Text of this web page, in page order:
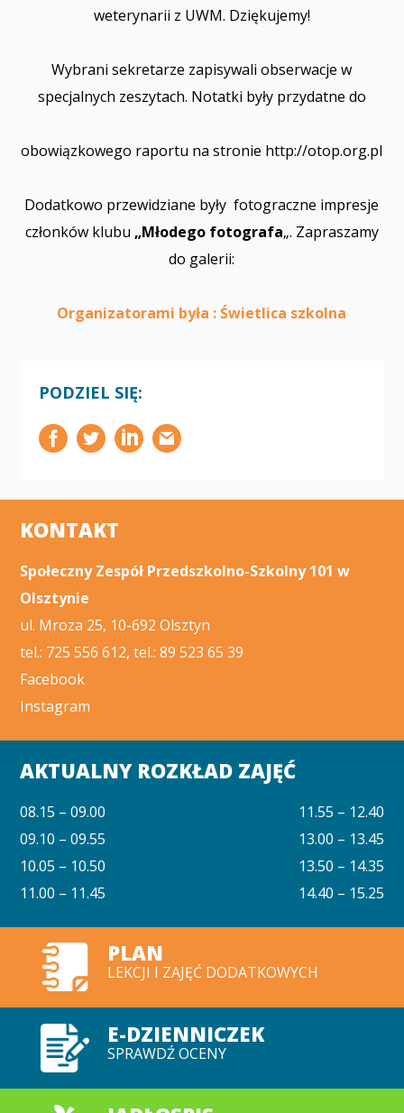
weterynarii z UWM. Dziękujemy!
Wybrani sekretarze zapisywali obserwacje w
specjalnych zeszytach. Notatki były przydatne do
obowiązkowego raportu na stronie http://otop.org.pl
Dodatkowo przewidziane były fotograficzne impresje
członków klubu „Młodego fotografa„. Zapraszamy
do galerii:
Organizatorami była : Świetlica szkolna
PODZIEL SIĘ:
KONTAKT
Społeczny Zespół Przedszkolno-Szkolny 101 w
Olsztynie
ul. Mroza 25, 10-692 Olsztyn
tel.: 725 556 612, tel.: 89 523 65 39
Facebook
Instagram
AKTUALNY ROZKŁAD ZAJĘĆ
08.15 – 09.00
09.10 – 09.55
10.05 – 10.50
11.00 – 11.45
11.55 – 12.40
13.00 – 13.45
13.50 – 14.35
14.40 – 15.25
PLAN
LEKCJI I ZAJĘĆ DODATKOWYCH
E-DZIENNICZEK
SPRAWDŹ OCENY